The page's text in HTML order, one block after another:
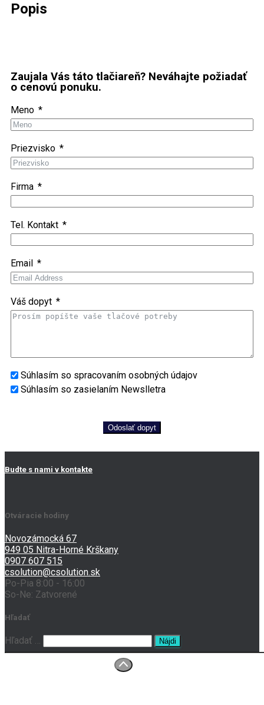
Popis
Zaujala Vás táto tlačiareň? Neváhajte požiadať
o cenovú ponuku.
Meno
Priezvisko
Firma
Tel. Kontakt
Email
Váš dopyt
Súhlasím so spracovaním osobných údajov
Súhlasím so zasielaním Newslletra
Odoslať dopyt
Budte s nami v kontakte
Otváracie hodiny
Novozámocká 67
949 05 Nitra-Horné Krškany
0907 607 515
csolution@csolution.sk
Po-Pia 8:00 - 16:00
So-Ne: Zatvorené
Hľadať
Hľadať …